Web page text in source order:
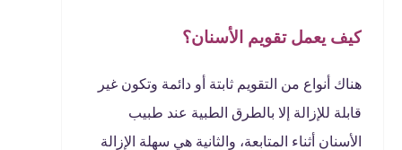
كيف يعمل تقويم الأسنان؟
هناك أنواع من التقويم ثابتة أو دائمة وتكون غير
قابلة للإزالة إلا بالطرق الطبية عند طبيب
الأسنان أثناء المتابعة، والثانية هي سهلة الإزالة